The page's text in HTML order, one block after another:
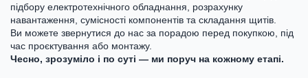
підбору електротехнічного обладнання, розрахунку
навантаження, сумісності компонентів та складання щитів.
Ви можете звернутися до нас за порадою перед покупкою, під
час проєктування або монтажу.
Чесно, зрозуміло і по суті — ми поруч на кожному етапі.